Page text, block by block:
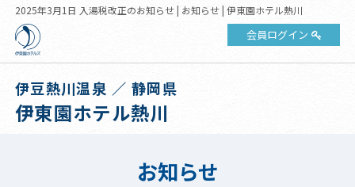
2025年3月1日 入湯税改正のお知らせ | お知らせ | 伊東園ホテル熱川
会員ログイン
伊豆熱川温泉 ／ 静岡県
伊東園ホテル熱川
お知らせ